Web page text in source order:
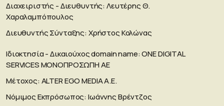
Διαχειριστής - Διευθυντής: Λευτέρης Θ.
Χαραλαμπόπουλος
Διευθυντής Σύνταξης: Χρήστος Κολώνας
Ιδιοκτησία - Δικαιούχος domain name: ΟΝΕ DIGITAL
SERVICES MONOΠΡΟΣΩΠΗ ΑΕ
Μέτοχος: ALTER EGO MEDIA A.E.
Νόμιμος Εκπρόσωπος: Ιωάννης Βρέντζος